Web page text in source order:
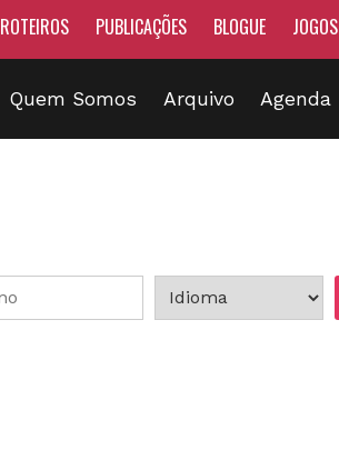
ROTEIROS PUBLICAÇÕES BLOGUE JOGOS
Quem Somos Arquivo Agenda